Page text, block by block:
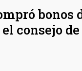
bonos
consejo